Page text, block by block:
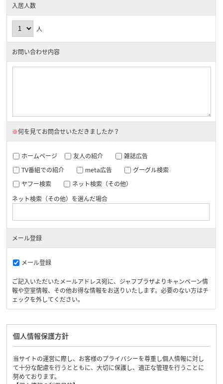
入居人数
人
お問い合わせ内容
※何を見てお問合せいただきましたか？
ホームページ 友人の紹介
雑誌広告
TV番組での紹介
meta広告
グーグル検索
ヤフー検索
ネット検索（その他）
ネット検索（その他）を選んだ場合
メール登録
メール登録
ご記入いただいたメールアドレス宛に、ジャフプラザよりキャンペーン情
報や空室情報、その他お得な情報をお送りいたします。必要のない方はチ
ェックを外してください。
個人情報保護方針
当サイトの運営に際し、お客様のプライバシーを尊重し個人情報に対し
て十分な配慮を行うとともに、大切に保護し、適正な管理を行うことに
努めております。